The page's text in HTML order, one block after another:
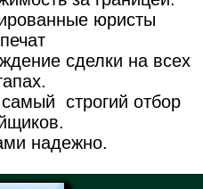
юристы
сделки на всех
строгий отбор
надежно.